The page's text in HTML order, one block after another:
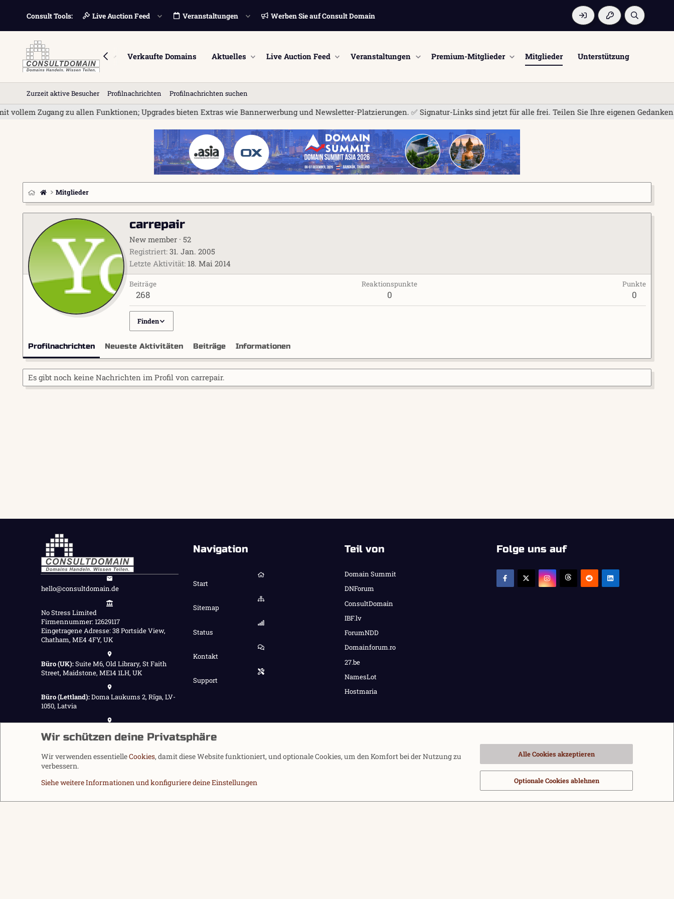
Consult Tools: Live Auction Feed Veranstaltungen Werben Sie auf Consult Domain
Foren Marktplatz Verkaufte Domains Aktuelles Live Auction Feed Veranstaltungen Premium-Mitglieder Mitglieder Unterstützung
Zurzeit aktive Besucher Profilnachrichten Profilnachrichten suchen
Zugang zu allen Funktionen; Upgrades bieten Extras wie Bannerwerbung und Newsletter-Platzierungen. ✅ Signatur-Links sind jetzt für alle frei. Teilen Sie Ihre eigenen Gedanken und
Mitglieder
carrepair
New member · 52
Registriert 31. Jan. 2005
Letzte Aktivität 18. Mai 2014
Beiträge
268
Reaktionspunkte
0
Punkte
0
Finden
Profilnachrichten Neueste Aktivitäten Beiträge Informationen
Es gibt noch keine Nachrichten im Profil von carrepair.
hello@consultdomain.de
No Stress Limited
Firmennummer: 12629117
Eingetragene Adresse: 38 Portside View,
Chatham, ME4 4FY, UK
Büro (UK):Suite M6, Old Library, St Faith
Street, Maidstone, ME14 1LH, UK
Büro (Lettland):Doma Laukums 2, Rīga, LV-
1050, Latvia
Navigation
Start
Sitemap
Status
Kontakt
Support
Teil von
Domain Summit
DNForum
ConsultDomain
IBF.lv
ForumNDD
Domainforum.ro
27.be
NamesLot
Hostmaria
Folge uns auf
Wir schützen deine Privatsphäre
Wir verwenden essentielleCookies, damit diese Website funktioniert, und optionale Cookies, um den Komfort bei der Nutzung zu
verbessern.
Siehe weitere Informationen und konfiguriere deine Einstellungen
Alle Cookies akzeptieren
Optionale Cookies ablehnen